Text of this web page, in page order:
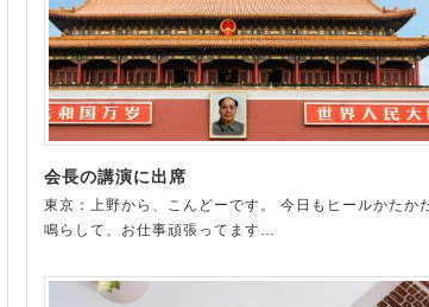
会長の講演に出席
東京：上野から、こんどーです。 今日もヒールかたか
鳴らして、お仕事頑張ってます…